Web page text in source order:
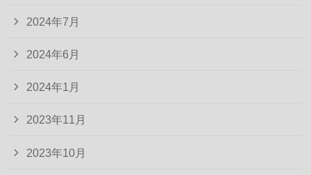
2024年7月
2024年6月
2024年1月
2023年11月
2023年10月